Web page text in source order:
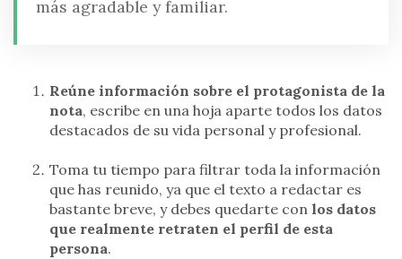
más agradable y familiar.
Reúne información sobre el protagonista de la
nota, escribe en una hoja aparte todos los datos
destacados de su vida personal y profesional.
Toma tu tiempo para filtrar toda la información
que has reunido, ya que el texto a redactar es
bastante breve, y debes quedarte con los datos
que realmente retraten el perfil de esta
persona.